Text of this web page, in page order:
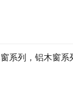
系列，铝木窗